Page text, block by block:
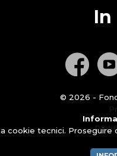
In
© 2026 -
cookie tecnici.